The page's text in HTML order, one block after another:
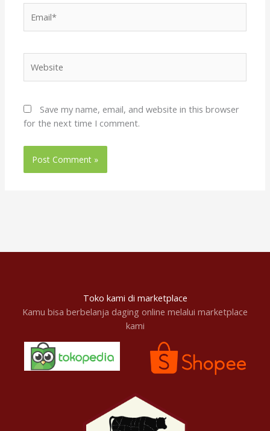
Save my name, email, and website in this browser
for the next time I comment.
Toko kami di marketplace
Kamu bisa berbelanja daging online melalui marketplace
kami